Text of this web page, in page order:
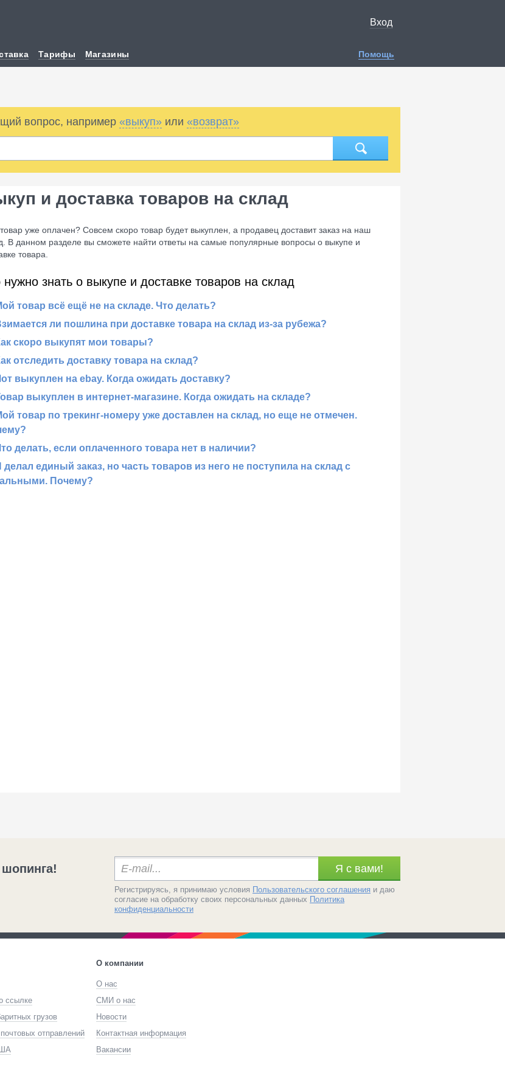
Вход
Помощь
Тарифы Магазины
вопрос, например «выкуп» или «возврат»
и доставка товаров на склад
уже оплачен? Совсем скоро товар будет выкуплен, а продавец доставит заказ на наш
В данном разделе вы сможете найти ответы на самые популярные вопросы о выкупе и
товара.
нужно знать о выкупе и доставке товаров на склад
товар всё ещё не на складе. Что делать?
ли пошлина при доставке товара на склад из-за рубежа?
скоро выкупят мои товары?
отследить доставку товара на склад?
выкуплен на ebay. Когда ожидать доставку?
выкуплен в интернет-магазине. Когда ожидать на складе?
товар по трекинг-номеру уже доставлен на склад, но еще не отмечен.
делать, если оплаченного товара нет в наличии?
делал единый заказ, но часть товаров из него не поступила на склад с
Почему?
Я c вами!
Регистрируясь, я принимаю условия Пользовательского соглашения и даю
согласие на обработку своих персональных данных Политика
конфиденциальности
ссылке
грузов
отправлений
О компании
О нас
СМИ о нас
Новости
Контактная информация
Вакансии